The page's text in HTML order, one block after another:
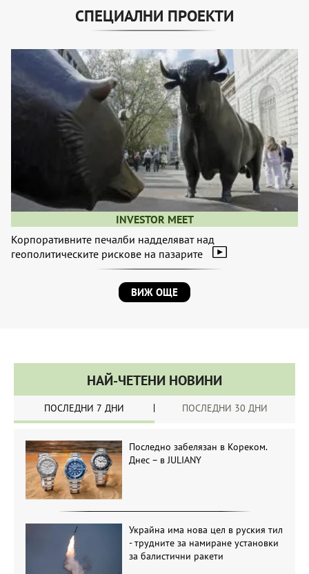
СПЕЦИАЛНИ ПРОЕКТИ
INVESTOR MEET
Корпоративните печалби надделяват над
геополитическите рискове на пазарите
ВИЖ ОЩЕ
НАЙ-ЧЕТЕНИ НОВИНИ
ПОСЛЕДНИ 7 ДНИ ПОСЛЕДНИ 30 ДНИ
Последно забелязан в Кореком.
Днес – в JULIANY
Украйна има нова цел в руския тил
- трудните за намиране установки
за балистични ракети